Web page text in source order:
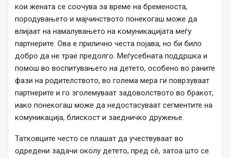
кои жената се соочува за време на бременоста,
породувањето и мајчинството понекогаш може да
влијаат на намалувањето на комуникацијата меѓу
партнерите. Ова е прилично честа појава, но би било
добро да не трае предолго. Меѓусебната поддршка и
помош во воспитувањето на детето, особено во раните
фази на родителството, во голема мера ги поврзуваат
партнерите и го зголемуваат задоволството во бракот,
иако понекогаш може да недостасуваат сегментите на
комуникација, блискост и заедничко дружење.
Татковците често се плашат да учествуваат во
одредени задачи околу детето, пред сѐ, затоа што се